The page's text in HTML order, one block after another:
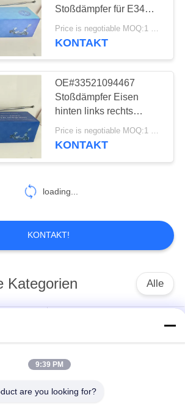
1058
119
Set
402
Stoßdämpfer für E34
1988-1996
OE#33521092278
Price is negotiable MOQ:1 Stk
KONTAKT
OE#33521094467
Stoßdämpfer Eisen
hinten links rechts
Schraubenfeder
Stoßdämpfer für E39
Price is negotiable MOQ:1 Stk
KONTAKT
loading...
KONTAKT!
Kategorien Alle
Suspendierungs-Teile
9:39 PM
are you looking for?